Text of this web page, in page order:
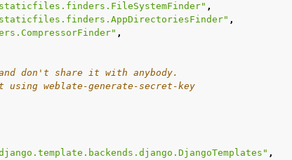
,
,
,
don't share it with anybody.
using weblate-generate-secret-key
,